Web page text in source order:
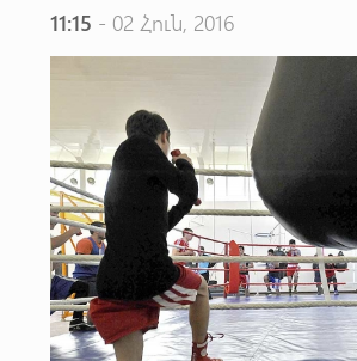
11:15 - 02 Հուն, 2016